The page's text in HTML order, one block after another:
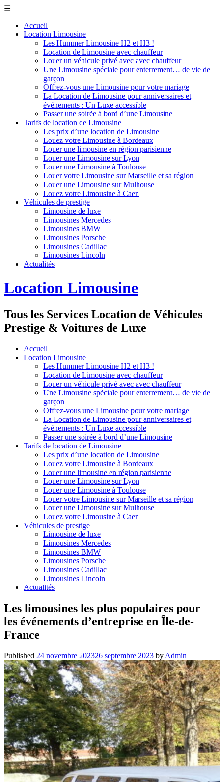
☰
Accueil
Location Limousine
Les Hummer Limousine H2 et H3 !
Location de Limousine avec chauffeur
Louer un véhicule privé avec avec chauffeur
Une Limousine spéciale pour enterrement… de vie de
garçon
Offrez-vous une Limousine pour votre mariage
La Location de Limousine pour anniversaires et
événements : Un Luxe accessible
Passer une soirée à bord d’une Limousine
Tarifs de location de Limousine
Les prix d’une location de Limousine
Louez votre Limousine à Bordeaux
Louer une limousine en région parisienne
Louer une Limousine sur Lyon
Louer une Limousine à Toulouse
Louer votre Limousine sur Marseille et sa région
Louer une Limousine sur Mulhouse
Louez votre Limousine à Caen
Véhicules de prestige
Limousine de luxe
Limousines Mercedes
Limousines BMW
Limousines Porsche
Limousines Cadillac
Limousines Lincoln
Actualités
Location Limousine
Tous les Services Location de Véhicules
Prestige & Voitures de Luxe
Accueil
Location Limousine
Les Hummer Limousine H2 et H3 !
Location de Limousine avec chauffeur
Louer un véhicule privé avec avec chauffeur
Une Limousine spéciale pour enterrement… de vie de
garçon
Offrez-vous une Limousine pour votre mariage
La Location de Limousine pour anniversaires et
événements : Un Luxe accessible
Passer une soirée à bord d’une Limousine
Tarifs de location de Limousine
Les prix d’une location de Limousine
Louez votre Limousine à Bordeaux
Louer une limousine en région parisienne
Louer une Limousine sur Lyon
Louer une Limousine à Toulouse
Louer votre Limousine sur Marseille et sa région
Louer une Limousine sur Mulhouse
Louez votre Limousine à Caen
Véhicules de prestige
Limousine de luxe
Limousines Mercedes
Limousines BMW
Limousines Porsche
Limousines Cadillac
Limousines Lincoln
Actualités
Les limousines les plus populaires pour
les événements d’entreprise en Île-de-
France
Published 24 novembre 202326 septembre 2023 by Admin